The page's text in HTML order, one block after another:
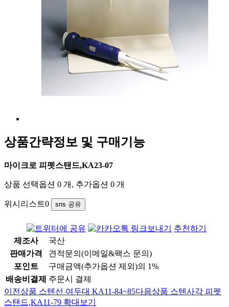
상품간략정보 및 구매기능
마이크로 피펫스탠드,KA23-07
상품 선택옵션 0 개, 추가옵션 0 개
위시리스트0 sns 공유
추천하기
제조사
국산
판매가격
견적문의(이메일&팩스 문의)
포인트
구매금액(추가옵션 제외)의 1%
배송비결제
주문시 결제
이전상품 스텐선 여두대 KA11-84~85다음상품 스텐사각 피펫
스탠드,KA11-79 확대보기